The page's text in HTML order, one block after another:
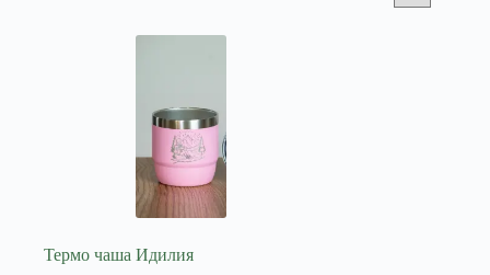
Термо чаша Идилия